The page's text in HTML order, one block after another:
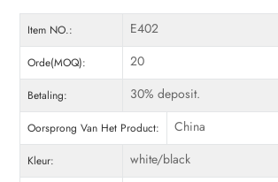
Item NO.: E402
Orde(MOQ): 20
Betaling: 30% deposit.
Oorsprong Van Het Product: China
Kleur: white/black